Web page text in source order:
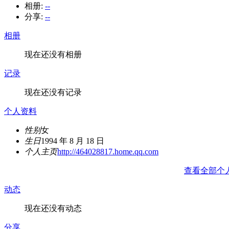
相册: --
分享: --
相册
现在还没有相册
记录
现在还没有记录
个人资料
性别女
生日1994 年 8 月 18 日
个人主页http://464028817.home.qq.com
查看全部个
动态
现在还没有动态
分享